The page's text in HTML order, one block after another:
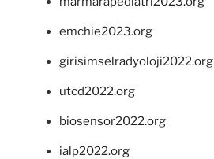
emchie2023.org
girisimselradyoloji2022.org
utcd2022.org
biosensor2022.org
ialp2022.org